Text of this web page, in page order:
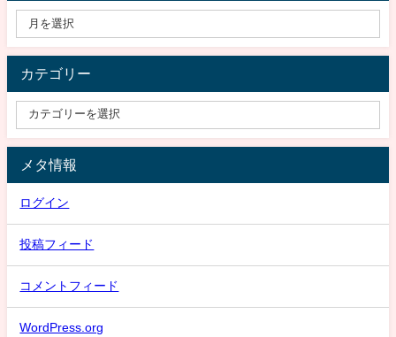
カテゴリー
メタ情報
ログイン
投稿フィード
コメントフィード
WordPress.org